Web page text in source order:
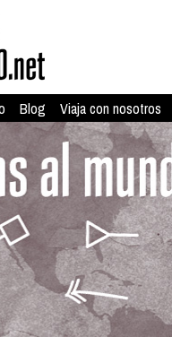
Blog Viaja con nosotros